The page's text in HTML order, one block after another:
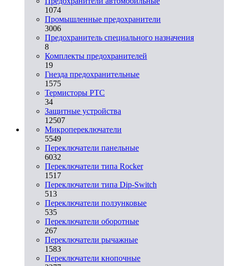
1074
Промышленные предохранители
3006
Предохранитель специального назначения
8
Комплекты предохранителей
19
Гнезда предохранительные
1575
Термисторы PTC
34
Защитные устройства
12507
Микропереключатели
5549
Переключатели панельные
6032
Переключатели типа Rocker
1517
Переключатели типа Dip-Switch
513
Переключатели ползунковые
535
Переключатели оборотные
267
Переключатели рычажные
1583
Переключатели кнопочные